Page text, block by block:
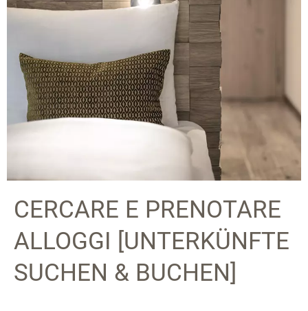
CERCARE E PRENOTARE
ALLOGGI [UNTERKÜNFTE
SUCHEN & BUCHEN]